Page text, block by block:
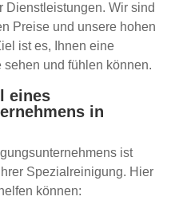
Dienstleistungen. Wir sind
Preise und unsere hohen
ist es, Ihnen eine
und fühlen können.
eines
in
ist
Spezialreinigung. Hier
können: